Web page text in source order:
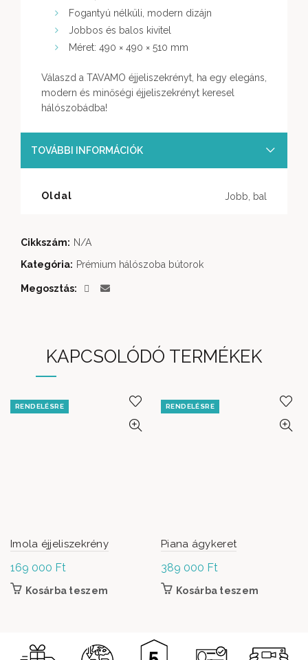
Fogantyú nélküli, modern dizájn
Jobbos és balos kivitel
Méret: 490 × 490 × 510 mm
Válaszd a TAVAMO éjjeliszekrényt, ha egy elegáns,
modern és minőségi éjjeliszekrényt keresel
hálószobádba!
TOVÁBBI INFORMÁCIÓK
Oldal Jobb, bal
Cikkszám: N/A
Kategória: Prémium hálószoba bútorok
Megosztás
KAPCSOLÓDÓ TERMÉKEK
RENDELÉSRE
Imola éjjeliszekrény
169 000 Ft
Kosárba teszem
RENDELÉSRE
Piana ágykeret
389 000 Ft
Kosárba teszem